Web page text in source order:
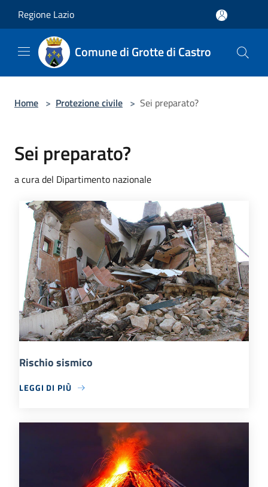
Regione Lazio
Comune di Grotte di Castro
Home > Protezione civile > Sei preparato?
Sei preparato?
a cura del Dipartimento nazionale
Rischio sismico
LEGGI DI PIÙ